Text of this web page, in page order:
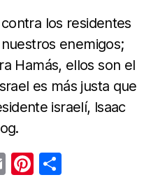
los residentes
enemigos;
Hamás, ellos son el
es más justa que
israelí, Isaac
E Pi